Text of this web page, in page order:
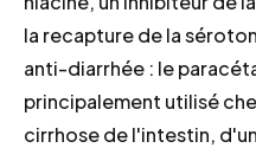
la recapture de la
anti-diarrhée : le
principalement utilisé
cirrhose de l'intestin,